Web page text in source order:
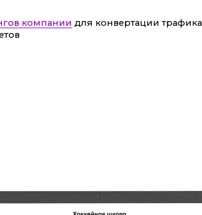
компании для конвертации трафика